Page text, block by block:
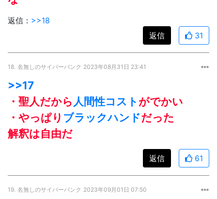
返信： >>18
返信
31
18. 名無しのサイバーパンク 2023年08月31日 23:41
>>17
・聖人だから 人間性コスト がでかい
・やっぱり ブラックハンドだった
解釈は自由だ
返信 61
19. 名無しのサイバーパンク 2023年09月01日 07:50